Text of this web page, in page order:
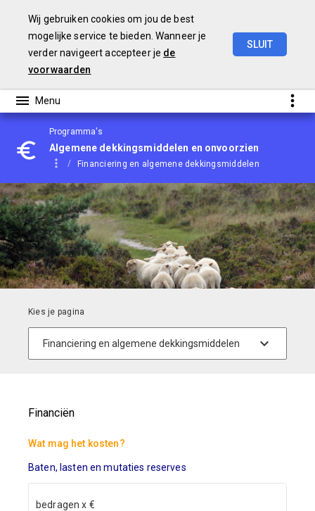
Programma's
Algemene dekkingsmiddelen en onvoorzien
Financiering en algemene dekkingsmiddelen
Financiën
Wat mag het kosten?
Baten, lasten en mutaties reserves
bedragen x €
Wij gebruiken cookies om jou de best
mogelijke service te bieden. Wanneer je
verder navigeert accepteer je de
voorwaarden
SLUIT